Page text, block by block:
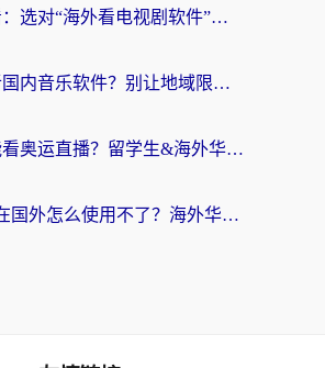
海外党必看：选对“海外看电视剧软件”，再也不用愁国内剧刷不了
国外如何听国内音乐软件？别让地域限制，断了你的中文歌单
海外哪里能看奥运直播？留学生&海外华人必看的体育赛事观赛终极指南
12123交管在国外怎么使用不了？海外华人必看的无缝访问国内资源指南